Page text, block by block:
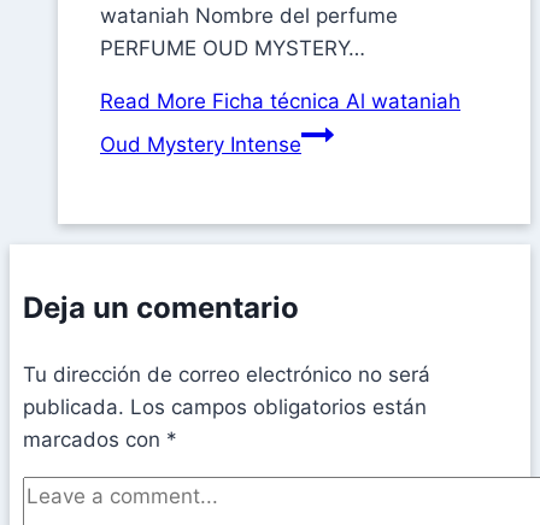
wataniah Nombre del perfume
PERFUME OUD MYSTERY…
Read More Ficha técnica Al wataniah
Oud Mystery Intense
Deja un comentario
Tu dirección de correo electrónico no será
publicada. Los campos obligatorios están
marcados con *